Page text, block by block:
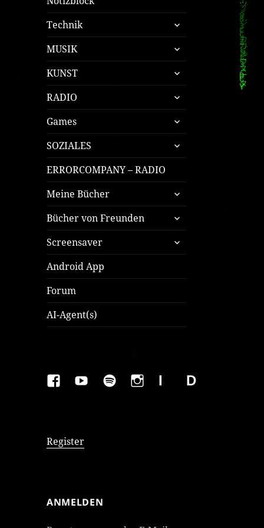
Technik
untermenü
öffnen
MUSIK
untermenü
öffnen
KUNST
untermenü
öffnen
RADIO
untermenü
öffnen
Games
untermenü
öffnen
SOZIALES
untermenü
öffnen
ERRORCOMPANY – RADIO
Meine Bücher
untermenü
öffnen
Bücher von Freunden
untermenü
öffnen
Screensaver
untermenü
öffnen
Android App
Forum
AI-Agent(s)
FAKEBOOK
YOUTUBESPOTIFYINSTAGRAM
IMPRESSUM
Register
ANMELDEN